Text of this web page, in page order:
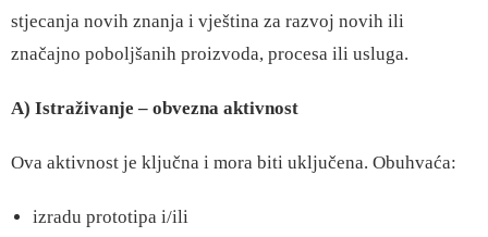
stjecanja novih znanja i vještina za razvoj novih ili
značajno poboljšanih proizvoda, procesa ili usluga.
A) Istraživanje – obvezna aktivnost
Ova aktivnost je ključna i mora biti uključena. Obuhvaća:
izradu prototipa i/ili